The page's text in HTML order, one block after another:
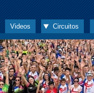
Videos Circuitos